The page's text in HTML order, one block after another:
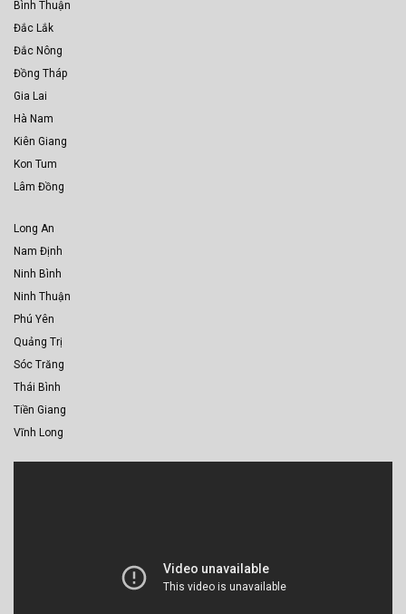
Bình Thuận
Đắc Lắk
Đắc Nông
Đồng Tháp
Gia Lai
Hà Nam
Kiên Giang
Kon Tum
Lâm Đồng
Long An
Nam Định
Ninh Bình
Ninh Thuận
Phú Yên
Quảng Trị
Sóc Trăng
Thái Bình
Tiền Giang
Vĩnh Long